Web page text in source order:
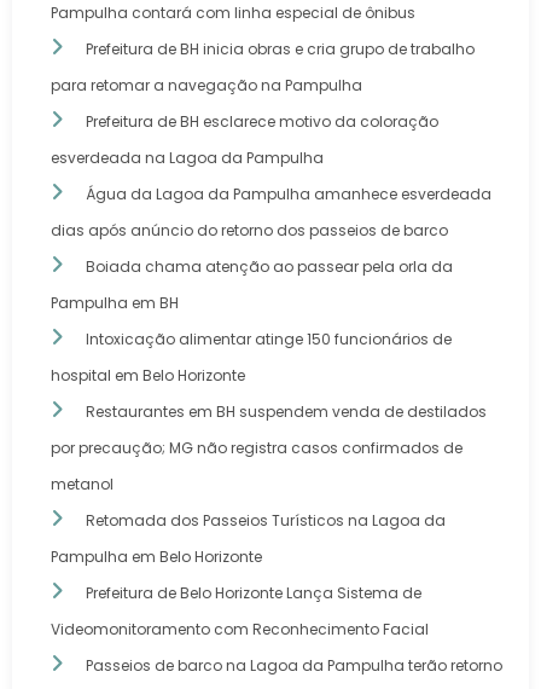
Pampulha contará com linha especial de ônibus
Prefeitura de BH inicia obras e cria grupo de trabalho
para retomar a navegação na Pampulha
Prefeitura de BH esclarece motivo da coloração
esverdeada na Lagoa da Pampulha
Água da Lagoa da Pampulha amanhece esverdeada
dias após anúncio do retorno dos passeios de barco
Boiada chama atenção ao passear pela orla da
Pampulha em BH
Intoxicação alimentar atinge 150 funcionários de
hospital em Belo Horizonte
Restaurantes em BH suspendem venda de destilados
por precaução; MG não registra casos confirmados de
metanol
Retomada dos Passeios Turísticos na Lagoa da
Pampulha em Belo Horizonte
Prefeitura de Belo Horizonte Lança Sistema de
Videomonitoramento com Reconhecimento Facial
Passeios de barco na Lagoa da Pampulha terão retorno